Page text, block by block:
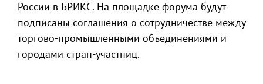
России в БРИКС. На площадке форума будут
подписаны соглашения о сотрудничестве между
торгово-промышленными объединениями и
городами стран-участниц.